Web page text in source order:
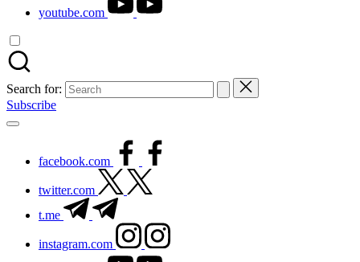
youtube.com
Search for:
Subscribe
facebook.com
twitter.com
t.me
instagram.com